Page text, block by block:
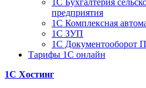
предприятия
1С Комплексная
1С ЗУП
1С Документооборот
Тарифы 1С онлайн
1С Хостинг